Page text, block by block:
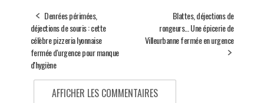
Denrées périmées,
déjections de souris : cette
célèbre pizzeria lyonnaise
fermée d'urgence pour manque
d'hygiène
Blattes, déjections de
rongeurs… Une épicerie de
Villeurbanne fermée en urgence
AFFICHER LES COMMENTAIRES